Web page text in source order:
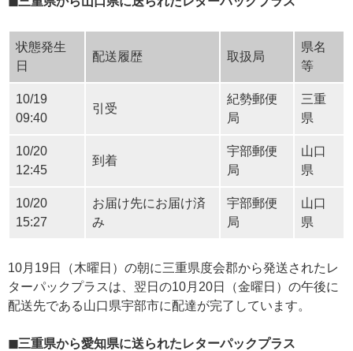
状態発生
日
配送履歴 取扱局
県名
等
10/19
09:40
引受
紀勢郵便
局
三重
県
10/20
12:45
到着
宇部郵便
局
山口
県
10/20
15:27
お届け先にお届け済
み
宇部郵便
局
山口
県
10月19日（木曜日）の朝に三重県度会郡から発送されたレ
ターパックプラスは、翌日の10月20日（金曜日）の午後に
配送先である山口県宇部市に配達が完了しています。
◼三重県から愛知県に送られたレターパックプラス